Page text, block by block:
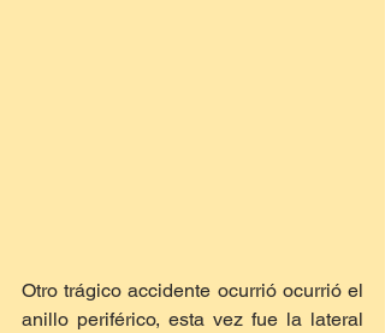
Otro trágico accidente ocurrió ocurrió el
anillo periférico, esta vez fue la lateral